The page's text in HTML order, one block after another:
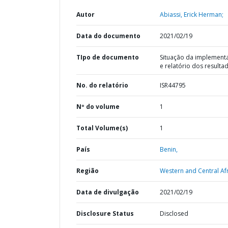
Autor Abiassi, Erick Herman;
Data do documento 2021/02/19
TIpo de documento
Situação da
e relatório dos
No. do relatório ISR44795
Nº do volume 1
Total Volume(s) 1
País Benin,
Região Western and Central
Data de divulgação 2021/02/19
Disclosure Status Disclosed